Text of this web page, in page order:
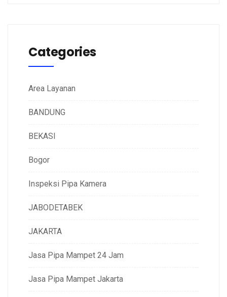
Categories
Area Layanan
BANDUNG
BEKASI
Bogor
Inspeksi Pipa Kamera
JABODETABEK
JAKARTA
Jasa Pipa Mampet 24 Jam
Jasa Pipa Mampet Jakarta